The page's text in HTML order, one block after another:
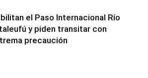
el Paso Internacional Río
y piden transitar con
precaución